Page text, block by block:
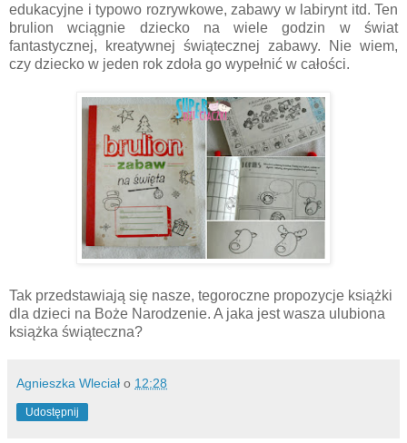
edukacyjne i typowo rozrywkowe, zabawy w labirynt itd. Ten
brulion wciągnie dziecko na wiele godzin w świat
fantastycznej, kreatywnej świątecznej zabawy. Nie wiem,
czy dziecko w jeden rok zdoła go wypełnić w całości.
Tak przedstawiają się nasze, tegoroczne propozycje książki
dla dzieci na Boże Narodzenie. A jaka jest wasza ulubiona
książka świąteczna?
Agnieszka Wleciał o 12:28
Udostępnij